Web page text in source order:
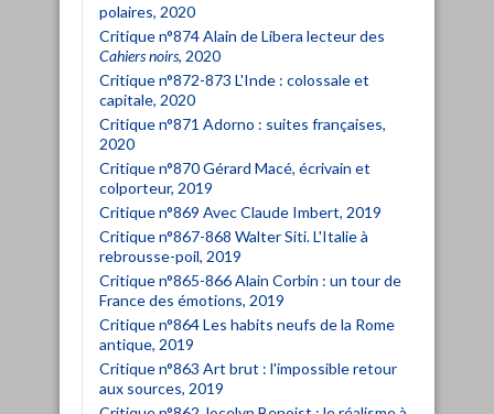
polaires, 2020
Critique n°874 Alain de Libera lecteur des
Cahiers noirs, 2020
Critique n°872-873 L'Inde : colossale et
capitale, 2020
Critique n°871 Adorno : suites françaises,
2020
Critique n°870 Gérard Macé, écrivain et
colporteur, 2019
Critique n°869 Avec Claude Imbert, 2019
Critique n°867-868 Walter Siti. L'Italie à
rebrousse-poil, 2019
Critique n°865-866 Alain Corbin : un tour de
France des émotions, 2019
Critique n°864 Les habits neufs de la Rome
antique, 2019
Critique n°863 Art brut : l'impossible retour
aux sources, 2019